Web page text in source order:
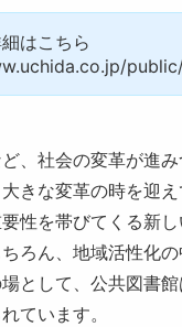
はこちら
、社会の変革が進み
きな変革の時を迎え
性を帯びてくる新
ろん、地域活性化
として、公共図書
ています。